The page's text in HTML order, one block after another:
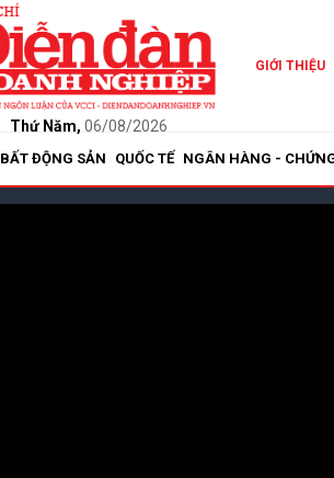
Thứ Năm, 06/08/2026
GIỚI THIỆU
BẤT ĐỘNG SẢN QUỐC TẾ NGÂN HÀNG -